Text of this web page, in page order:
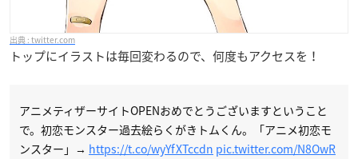
twitter.com
トップにイラストは毎回変わるので、何度もアクセスを！
アニメティザーサイトOPENおめでとうございますということ
で。初恋モンスター過去絵らくがきトムくん。「アニメ初恋モ
ンスター」→ https://t.co/wyYfXTccdn pic.twitter.com/N8OwR